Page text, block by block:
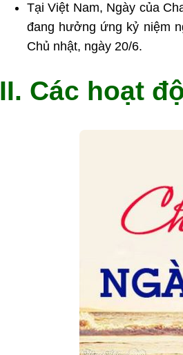
Tại Việt Nam, Ngày của
đang hưởng ứng kỷ niệm
Chủ nhật, ngày 20/6.
II. Các hoạt